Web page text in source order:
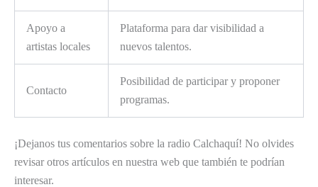
Apoyo a
artistas locales
Plataforma para dar visibilidad a
nuevos talentos.
Contacto
Posibilidad de participar y proponer
programas.
¡Dejanos tus comentarios sobre la radio Calchaquí! No olvides
revisar otros artículos en nuestra web que también te podrían
interesar.